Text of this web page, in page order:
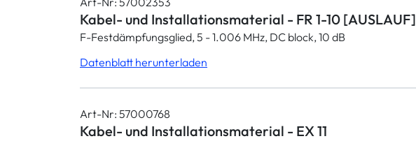
Kabel- und Installationsmaterial - FR 1-10 [AUSLAUF]
F-Festdämpfungsglied, 5 - 1.006 MHz, DC block, 10 dB
Datenblatt herunterladen
Art-Nr: 57000768
Kabel- und Installationsmaterial - EX 11